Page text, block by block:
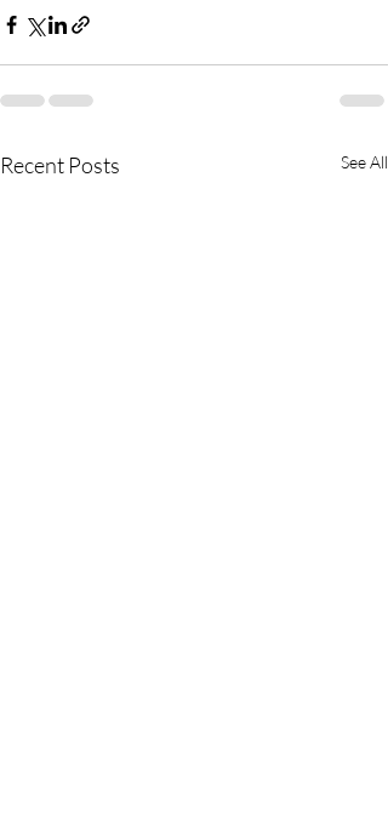
Recent Posts See All